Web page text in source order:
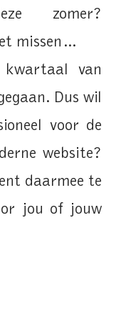
zomer?
missen…
van
Dus wil
voor de
website?
daarmee te
jou of jouw